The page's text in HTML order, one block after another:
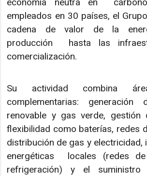
empleados en 30 países, el
cadena de valor de la
producción hasta las
comercialización.
Su actividad combina
complementarias: generación
renovable y gas verde,
flexibilidad como baterías, redes
distribución de gas y electricidad,
energéticas locales (redes
refrigeración) y el